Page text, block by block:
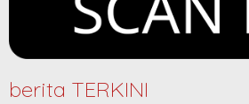
berita TERKINI